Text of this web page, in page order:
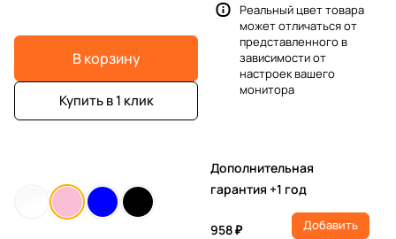
В корзину
Купить в 1 клик
Реальный цвет товара
может отличаться от
представленного в
зависимости от
настроек вашего
монитора
Дополнительная
гарантия +1 год
958 ₽ Добавить